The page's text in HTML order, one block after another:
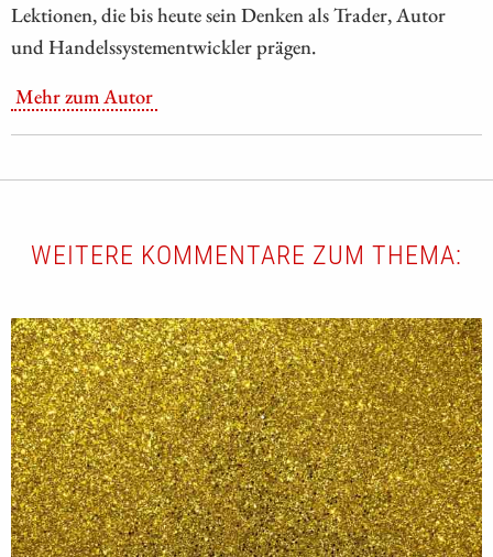
Lektionen, die bis heute sein Denken als Trader, Autor
und Handelssystementwickler prägen.
Mehr zum Autor
WEITERE KOMMENTARE ZUM THEMA: